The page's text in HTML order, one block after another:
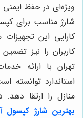
ویژه‌ای در حفظ
شارژ مناسب برای
کارایی این
کاربران را نیز
تهران با ارائه
استاندارد توانسته
منازل را ارتقا
بهترین شارژ